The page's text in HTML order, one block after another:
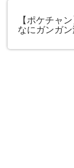
【ポケチャ
なにガンガ